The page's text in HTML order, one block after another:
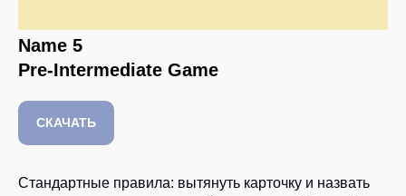
Name 5
Pre-Intermediate Game
СКАЧАТЬ
Стандартные правила: вытянуть карточку и назвать